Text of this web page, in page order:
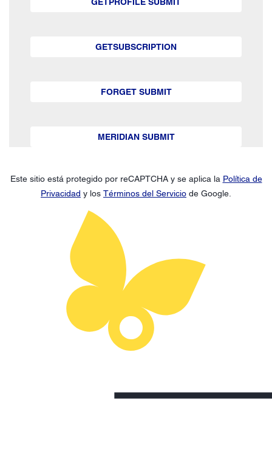
GETSUBSCRIPTION
FORGET SUBMIT
MERIDIAN SUBMIT
Este sitio está protegido por reCAPTCHA y se aplica la Política de
Privacidad y los Términos del Servicio de Google.